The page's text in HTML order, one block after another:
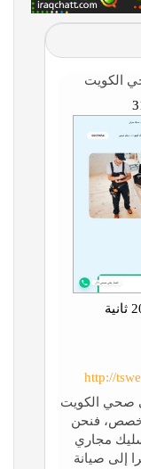
الكويت
http://
صحي الكويت
فنحن
مجاري
إلى صيانة